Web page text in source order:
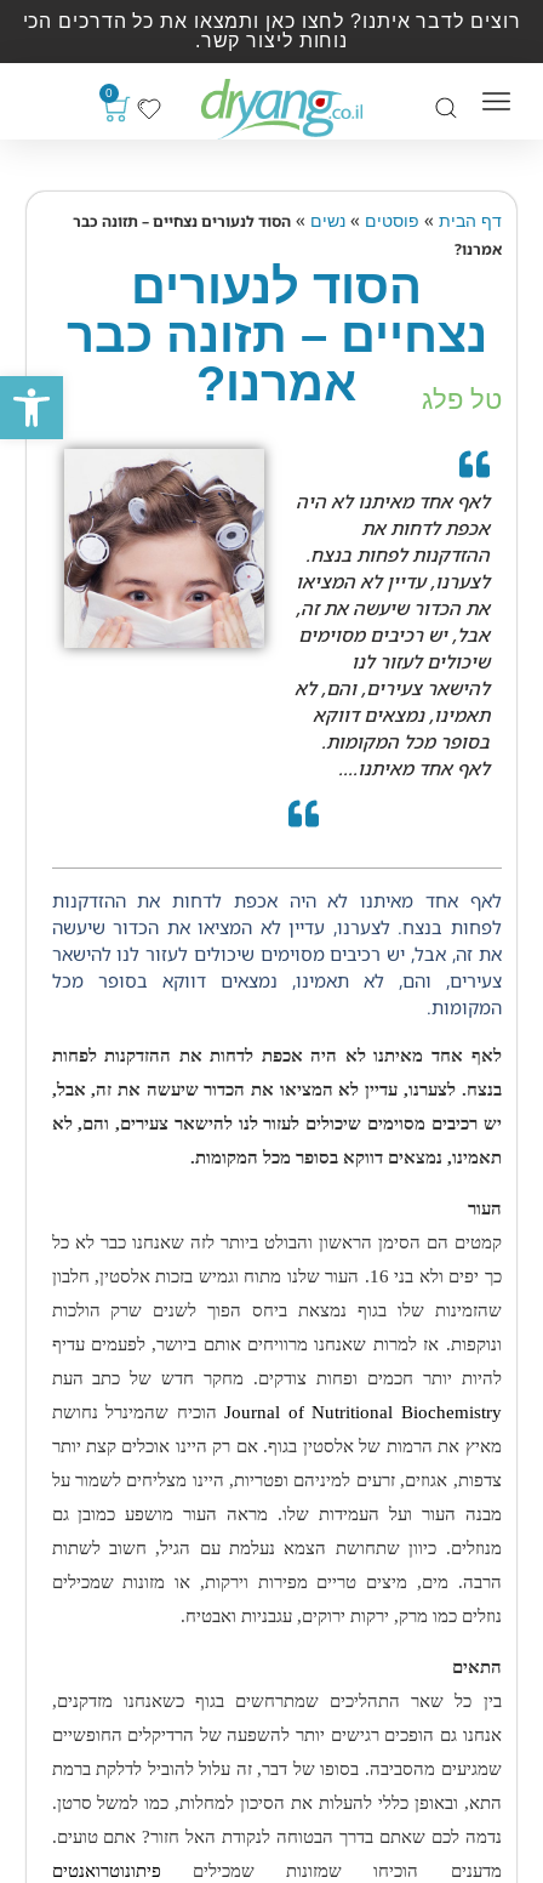
פתח
רוצים לדבר איתנו? לחצו כאן ותמצאו את כל הדרכים הכי
נוחות ליצור קשר.
0
דף הבית » פוסטים »נשים »הסוד לנעורים נצחיים – תזונה כבר
אמרנו?
הסוד לנעורים
נצחיים – תזונה כבר
אמרנו?
טל פלג
לאף אחד מאיתנו לא היה
אכפת לדחות את
ההזדקנות לפחות בנצח.
לצערנו, עדיין לא המציאו
את הכדור שיעשה את זה,
אבל, יש רכיבים מסוימים
שיכולים לעזור לנו
להישאר צעירים, והם, לא
תאמינו, נמצאים דווקא
בסופר מכל המקומות.
לאף אחד מאיתנו....
לאף אחד מאיתנו לא היה אכפת לדחות את ההזדקנות
לפחות בנצח. לצערנו, עדיין לא המציאו את הכדור שיעשה
את זה, אבל, יש רכיבים מסוימים שיכולים לעזור לנו להישאר
צעירים, והם, לא תאמינו, נמצאים דווקא בסופר מכל
המקומות.
לאף אחד מאיתנו לא היה אכפת לדחות את ההזדקנות לפחות
בנצח. לצערנו, עדיין לא המציאו את הכדור שיעשה את זה, אבל,
יש רכיבים מסוימים שיכולים לעזור לנו להישאר צעירים, והם, לא
תאמינו, נמצאים דווקא בסופר מכל המקומות.
העור
קמטים הם הסימן הראשון והבולט ביותר לזה שאנחנו כבר לא כל
כך יפים ולא בני 16. העור שלנו מתוח וגמיש בזכות אלסטין, חלבון
שהזמינות שלו בגוף נמצאת ביחס הפוך לשנים שרק הולכות
ונוקפות. אז למרות שאנחנו מרוויחים אותם ביושר, לפעמים עדיף
להיות יותר חכמים ופחות צודקים. מחקר חדש של כתב העת
Journal of Nutritional Biochemistry הוכיח שהמינרל נחושת
מאיץ את הרמות של אלסטין בגוף. אם רק היינו אוכלים קצת יותר
צדפות, אגוזים, זרעים למיניהם ופטריות, היינו מצליחים לשמור על
מבנה העור ועל העמידות שלו. מראה העור מושפע כמובן גם
מנוזלים. כיוון שתחושת הצמא נעלמת עם הגיל, חשוב לשתות
הרבה. מים, מיצים טריים מפירות וירקות, או מזונות שמכילים
נוזלים כמו מרק, ירקות ירוקים, עגבניות ואבטיח.
התאים
בין כל שאר התהליכים שמתרחשים בגוף כשאנחנו מזדקנים,
אנחנו גם הופכים רגישים יותר להשפעה של הרדיקלים החופשיים
שמגיעים מהסביבה. בסופו של דבר, זה עלול להוביל לדלקת ברמת
התא, ובאופן כללי להעלות את הסיכון למחלות, כמו למשל סרטן.
נדמה לכם שאתם בדרך הבטוחה לנקודת האל חזור? אתם טועים.
מדענים הוכיחו שמזונות שמכילים פיתונוטרואנטים